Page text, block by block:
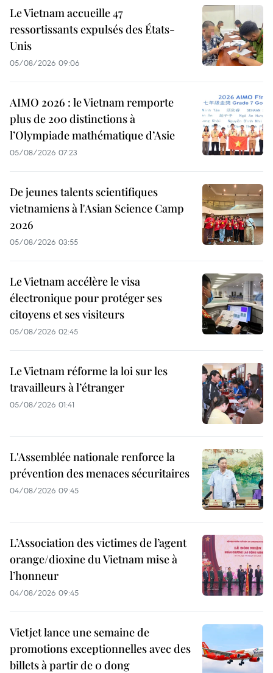
Le Vietnam accueille 47
ressortissants expulsés des États-
Unis
05/08/2026 09:06
AIMO 2026 : le Vietnam remporte
plus de 200 distinctions à
l’Olympiade mathématique d’Asie
05/08/2026 07:23
De jeunes talents scientifiques
vietnamiens à l'Asian Science Camp
2026
05/08/2026 03:55
Le Vietnam accélère le visa
électronique pour protéger ses
citoyens et ses visiteurs
05/08/2026 02:45
Le Vietnam réforme la loi sur les
travailleurs à l’étranger
05/08/2026 01:41
L'Assemblée nationale renforce la
prévention des menaces sécuritaires
04/08/2026 09:45
L’Association des victimes de l’agent
orange/dioxine du Vietnam mise à
l’honneur
04/08/2026 09:45
Vietjet lance une semaine de
promotions exceptionnelles avec des
billets à partir de 0 dong